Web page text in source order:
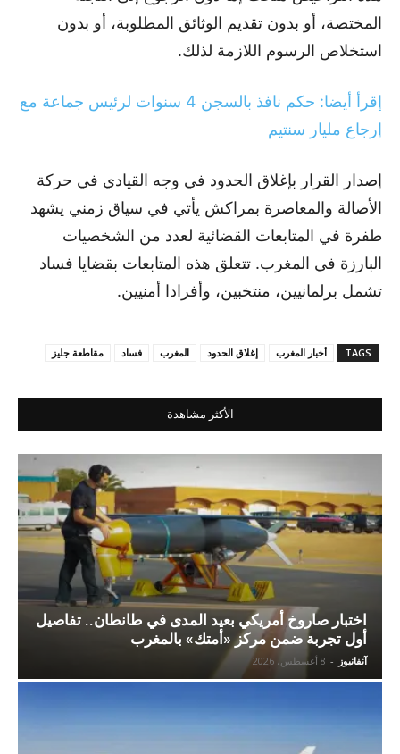
المختصة، أو بدون تقديم الوثائق المطلوبة، أو بدون
استخلاص الرسوم اللازمة لذلك.
إقرأ أيضا: حكم نافذ بالسجن 4 سنوات لرئيس جماعة مع
إرجاع مليار سنتيم
إصدار القرار بإغلاق الحدود في وجه القيادي في حركة
الأصالة والمعاصرة بمراكش يأتي في سياق زمني يشهد
طفرة في المتابعات القضائية لعدد من الشخصيات
البارزة في المغرب. تتعلق هذه المتابعات بقضايا فساد
تشمل برلمانيين، منتخبين، وأفرادا أمنيين.
TAGS أخبار المغرب إغلاق الحدود المغرب فساد مقاطعة جليز
الأكثر مشاهدة
اختبار صاروخ أمريكي بعيد المدى في طانطان.. تفاصيل
أول تجربة ضمن مركز «أمتك» بالمغرب
آنفانيوز - 8 أغسطس، 2026